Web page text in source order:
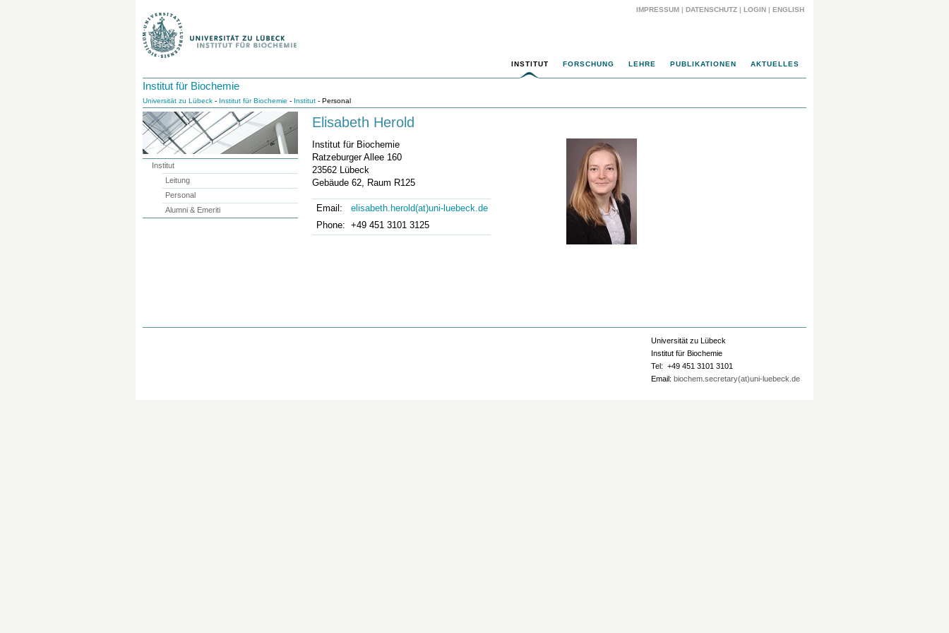
IMPRESSUM | DATENSCHUTZ | LOGIN | ENGLISH
INSTITUT FORSCHUNG LEHRE PUBLIKATIONEN AKTUELLES
Institut für Biochemie
Universität zu Lübeck - Institut für Biochemie - Institut - Personal
Elisabeth Herold
Institut für Biochemie
Ratzeburger Allee 160
23562 Lübeck
Gebäude 62, Raum R125
Email:
elisabeth.herold(at)uni-luebeck.de
Phone: +49 451 3101 3125
Institut
Leitung
Personal
Alumni & Emeriti
Universität zu Lübeck
Institut für Biochemie
Tel: +49 451 3101 3101
Email: biochem.secretary(at)uni-luebeck.de